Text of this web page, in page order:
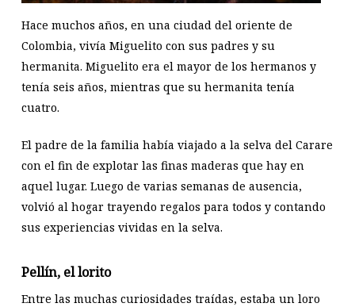
Hace muchos años, en una ciudad del oriente de
Colombia, vivía Miguelito con sus padres y su
hermanita. Miguelito era el mayor de los hermanos y
tenía seis años, mientras que su hermanita tenía
cuatro.
El padre de la familia había viajado a la selva del Carare
con el fin de explotar las finas maderas que hay en
aquel lugar. Luego de varias semanas de ausencia,
volvió al hogar trayendo regalos para todos y contando
sus experiencias vividas en la selva.
Pellín, el lorito
Entre las muchas curiosidades traídas, estaba un loro